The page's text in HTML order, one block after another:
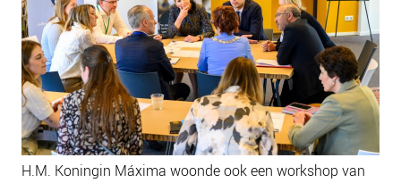
H.M. Koningin Máxima woonde ook een workshop van